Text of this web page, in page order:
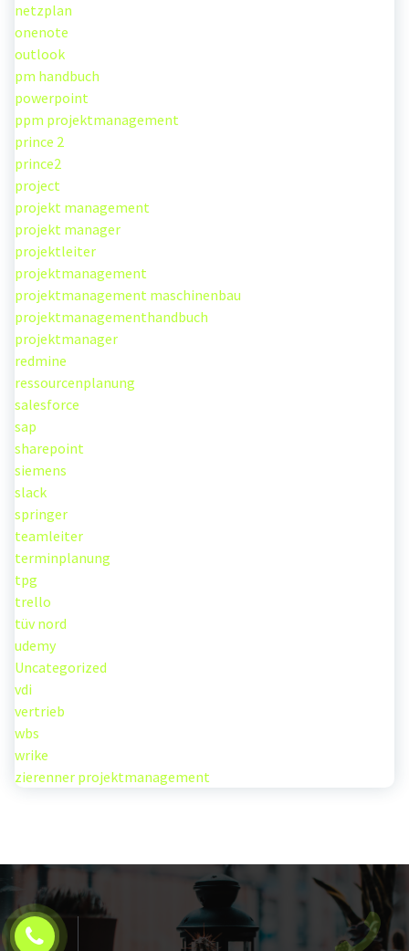
netzplan
onenote
outlook
pm handbuch
powerpoint
ppm projektmanagement
prince 2
prince2
project
projekt management
projekt manager
projektleiter
projektmanagement
projektmanagement maschinenbau
projektmanagementhandbuch
projektmanager
redmine
ressourcenplanung
salesforce
sap
sharepoint
siemens
slack
springer
teamleiter
terminplanung
tpg
trello
tüv nord
udemy
Uncategorized
vdi
vertrieb
wbs
wrike
zierenner projektmanagement